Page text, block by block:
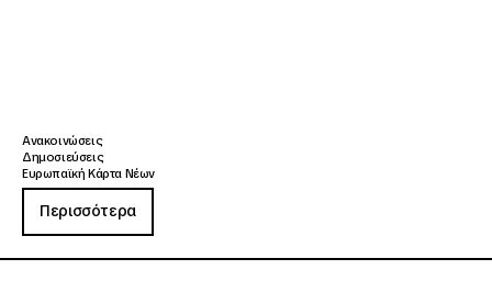
Ανακοινώσεις
Δημοσιεύσεις
Ευρωπαϊκή Κάρτα Νέων
Περισσότερα